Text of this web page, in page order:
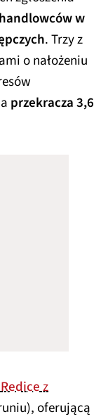
w
. Trzy z
o nałożeniu
przekracza 3,6
Redicez
oferującą